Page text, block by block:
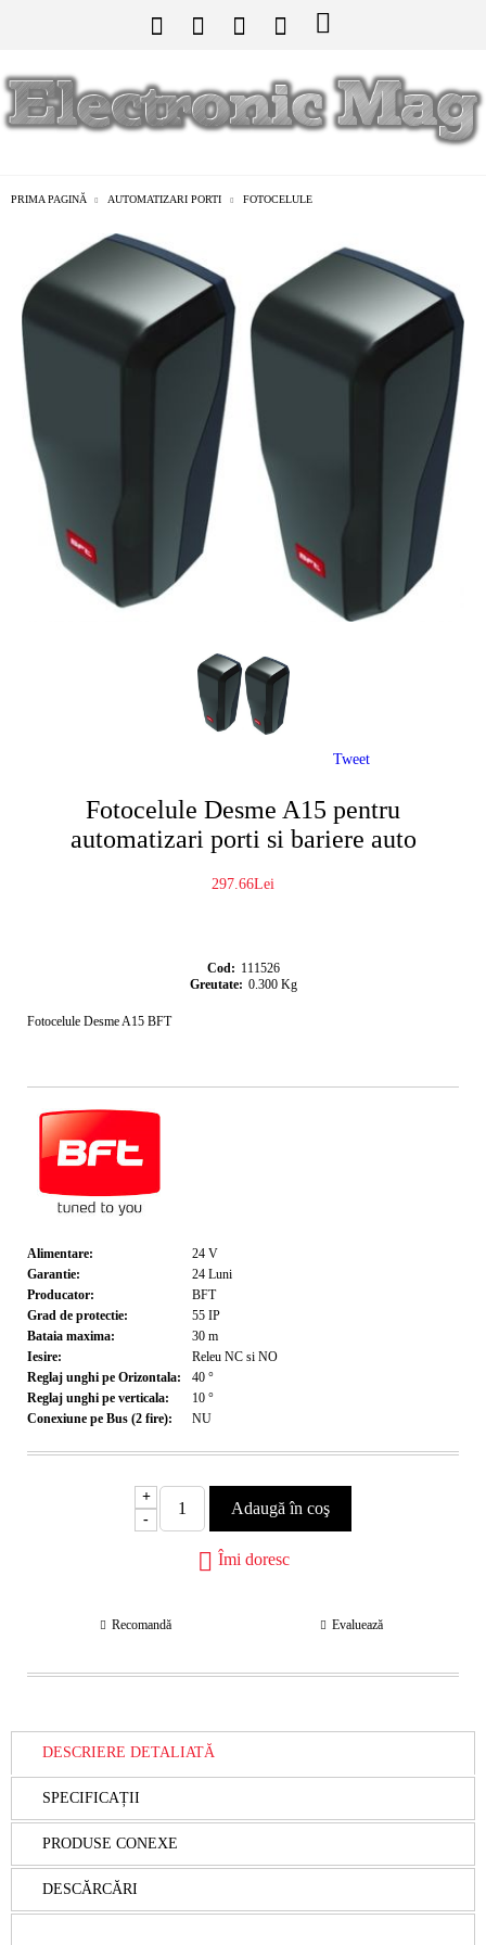
PRIMA PAGINĂ AUTOMATIZARI PORTI FOTOCELULE
Fotocelule Desme A15 pentru
automatizari porti si bariere auto
297.66Lei
Cod: 111526
Greutate: 0.300 Kg
Fotocelule Desme A15 BFT
Alimentare: 24 V
Garantie:
24 Luni
Producator:
BFT
Grad de protectie:
55 IP
Bataia maxima:
30 m
Iesire:
Releu NC si NO
Reglaj unghi pe Orizontala:
40 °
Reglaj unghi pe verticala:
10 °
Conexiune pe Bus (2 fire):
NU
+
-
Îmi doresc
Recomandă Evaluează
Tweet
DESCRIERE DETALIATĂ
SPECIFICAȚII
PRODUSE CONEXE
DESCĂRCĂRI